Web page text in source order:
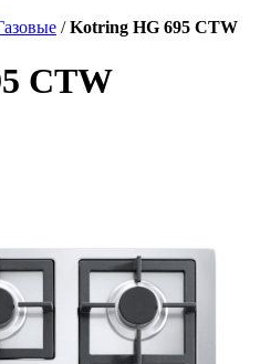
/Kotring HG 695 CTW
CTW